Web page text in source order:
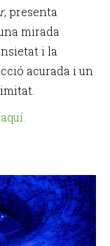
, presenta
mirada
i la
acurada i un
aquí.